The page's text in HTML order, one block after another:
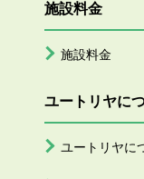
施設料金
施設料金
ユートリヤに
ユートリヤに